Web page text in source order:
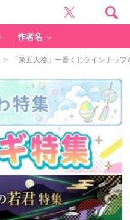
作者名
> 「第五人格」一番くじラインナッ